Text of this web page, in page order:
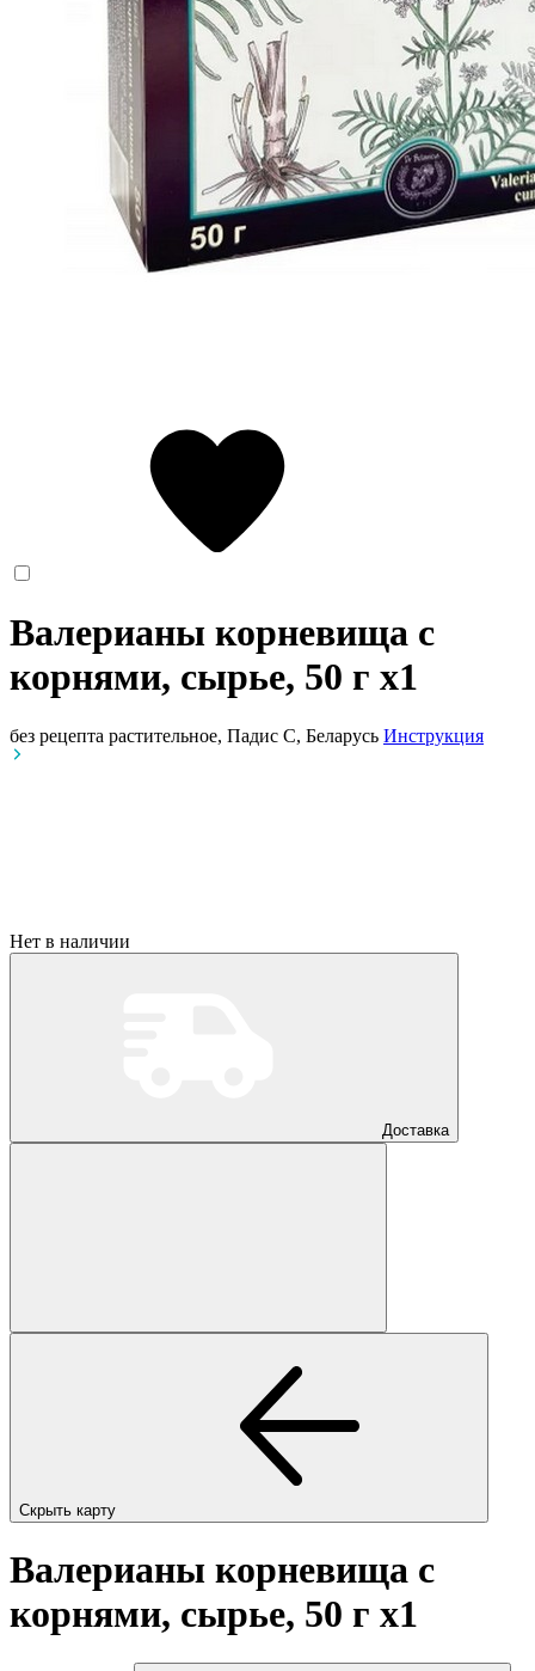
Валерианы корневища с
корнями, сырье, 50 г x1
без рецепта растительное, Падис С, Беларусь Инструкция
Нет в наличии
Доставка
Скрыть карту
Валерианы корневища с
корнями, сырье, 50 г x1